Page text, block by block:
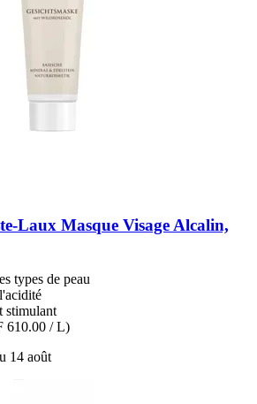
Laux Masque Visage Alcalin,
types de peau
stimulant
610.00 / L)
14 août